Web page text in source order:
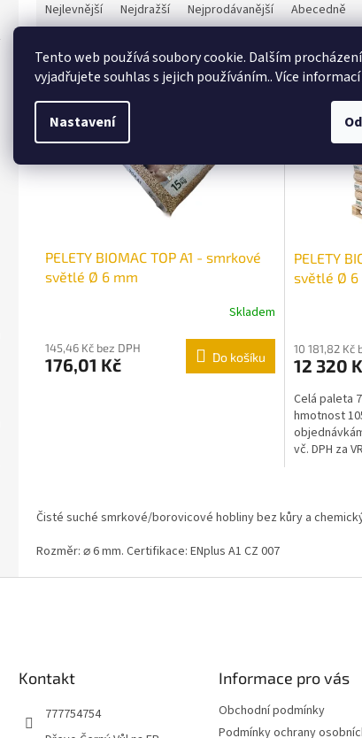
Tento web používá soubory cookie. Dalším
vyjadřujete souhlas s jejich používáním.. Více informací
Nastavení
z
e
n
í
p
o
d
Nejlevnější Nejdražší Nejprodávanější Abecedně
V
ý
p
s
p
PELETY BIOMAC TOP A1 - smrkové
světlé Ø 6 mm
Skladem
145,46 Kč bez DPH
176,01 Kč Do košíku
PELETY
světlé Ø
10 181,82 Kč
12 320
Celá paleta
hmotnost
vč. DPH za
Čisté suché smrkové/borovicové hobliny bez kůry a
Rozměr: ⌀ 6 mm. Certifikace: ENplus A1 CZ 007
Kontakt
777754754
Informace pro vás
Obchodní podmínky
Podmínky ochrany